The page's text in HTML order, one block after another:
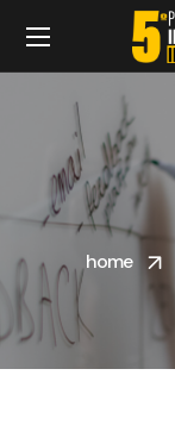
home